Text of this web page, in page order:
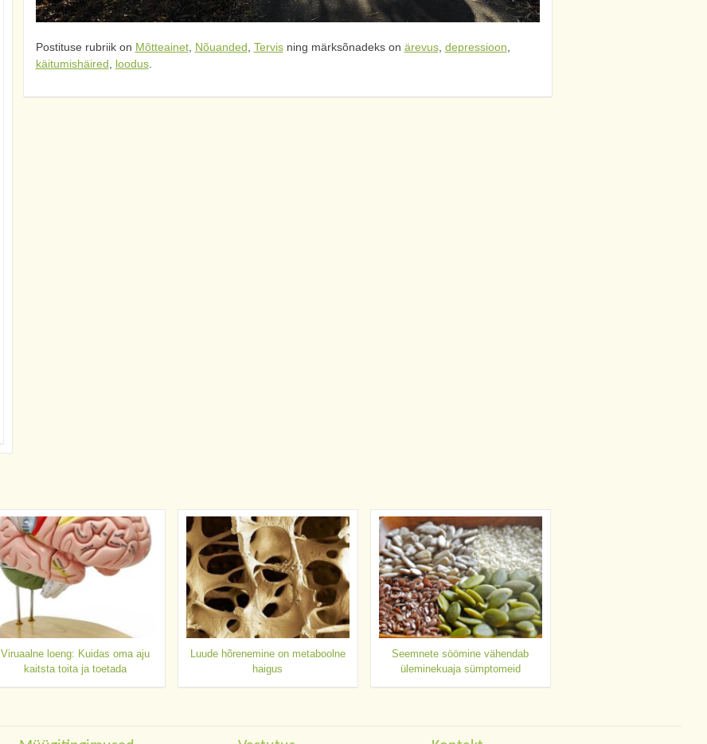
Postituse rubriik on Mõtteainet, Nõuanded Tervisning märksõnadeks on ärevus, depressioon
käitumishäired
loodus.
Viruaalne loeng: Kuidas oma aju
kaitsta toita ja toetada
Luude hõrenemine on metaboolne
haigus
Seemnete söömine vähendab
üleminekuaja sümptomeid